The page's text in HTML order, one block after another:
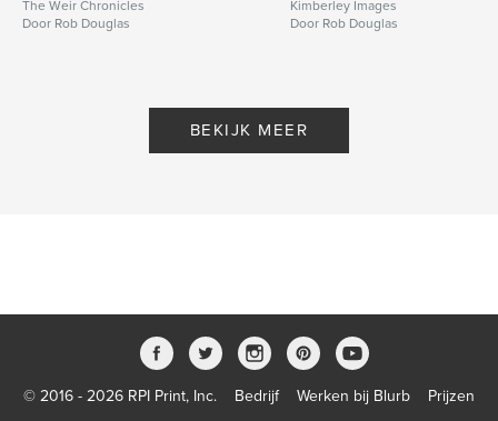
The Weir Chronicles
Door Rob Douglas
Kimberley Images
Door Rob Douglas
BEKIJK MEER
© 2016 - 2026 RPI Print, Inc. Bedrijf Werken bij Blurb Prijzen